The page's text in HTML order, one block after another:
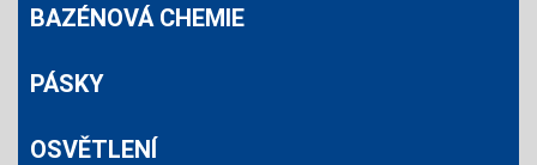
BAZÉNOVÁ CHEMIE
PÁSKY
OSVĚTLENÍ